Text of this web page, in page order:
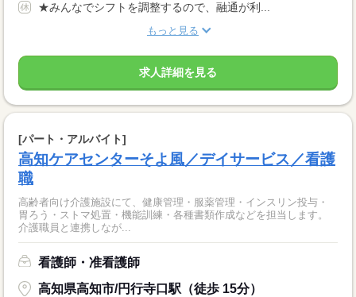
★みんなでシフトを調整するので、融通が利...
もっと見る
求人詳細を見る
[パート・アルバイト]
高知ケアセンターそよ風／デイサービス／看護
職
高齢者向け介護施設にて、健康管理・服薬管理・インスリン投与・
胃ろう・ストマ処置・機能訓練・各種書類作成などを担当します。
介護職員と連携しなが...
看護師・准看護師
高知県高知市/円行寺口駅（徒歩 15分）